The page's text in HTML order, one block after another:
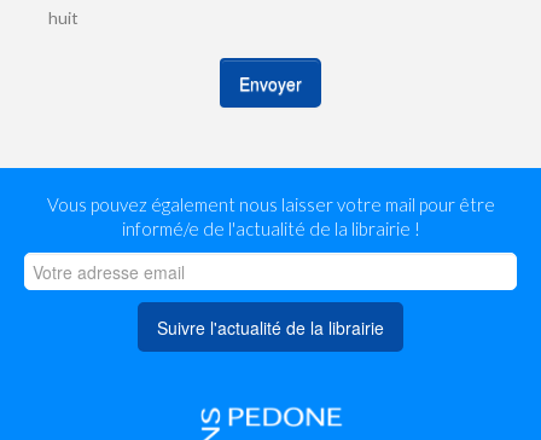
huit
Envoyer
Vous pouvez également nous laisser votre mail pour être
informé/e de l'actualité de la librairie !
Suivre l'actualité de la librairie